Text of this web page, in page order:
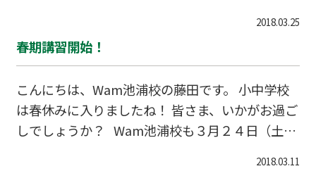
ていますか？ Wam池浦校はゴールデンウィーク
にともない、４月２９日（日）～５月６日（日）
ークが終わると、中学生はすぐに中間テストで
す！ 充電も大事ですが、学校の提出物や今まで
勉強したことの見直しも進めていきましょう！
2018.03.25
春期講習開始！
こんにちは、Wam池浦校の藤田です。 小中学校
は春休みに入りましたね！ 皆さま、いかがお過ご
しでしょうか？ Wam池浦校も３月２４日（土）
2018.03.11